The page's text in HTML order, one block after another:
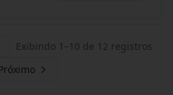
Exibindo 1 –10 de 12 registros